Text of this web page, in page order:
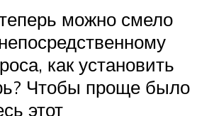
можно смело
как установить
Чтобы проще было
этот